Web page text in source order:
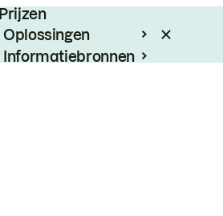
Prijzen
Oplossingen
Informatiebronnen